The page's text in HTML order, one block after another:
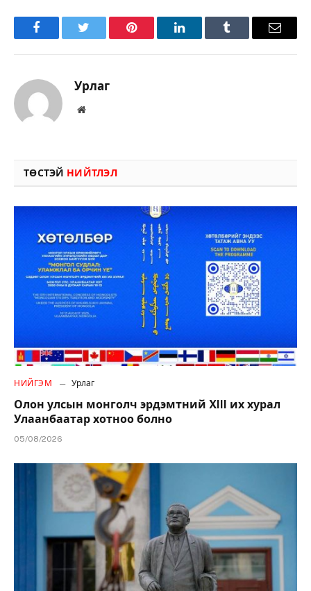
FacebookTwitter Pinterest LinkedInTumblr Имэйл
Урлаг
Вэбсайт
ТӨСТЭЙ НИЙТЛЭЛ
НИЙГЭМ Урлаг
Олон улсын монголч эрдэмтний XIII их хурал
Улаанбаатар хотноо болно
05/08/2026